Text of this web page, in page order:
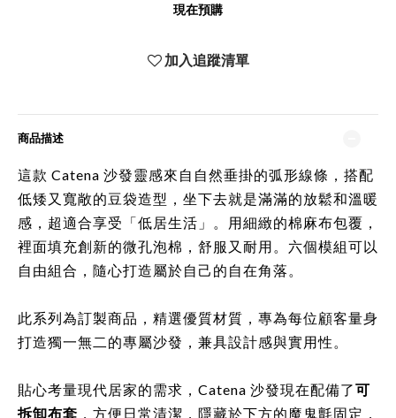
現在預購
加入追蹤清單
商品描述
這款 Catena 沙發靈感來自自然垂掛的弧形線條，搭配
低矮又寬敞的豆袋造型，坐下去就是滿滿的放鬆和溫暖
感，超適合享受「低居生活」。用細緻的棉麻布包覆，
裡面填充創新的微孔泡棉，舒服又耐用。六個模組可以
自由組合，隨心打造屬於自己的自在角落。
此系列為訂製商品，精選優質材質，專為每位顧客量身
打造獨一無二的專屬沙發，兼具設計感與實用性。
貼心考量現代居家的需求，Catena 沙發現在配備了可
拆卸布套 ，方便日常清潔，隱藏於下方的魔鬼氈固定，